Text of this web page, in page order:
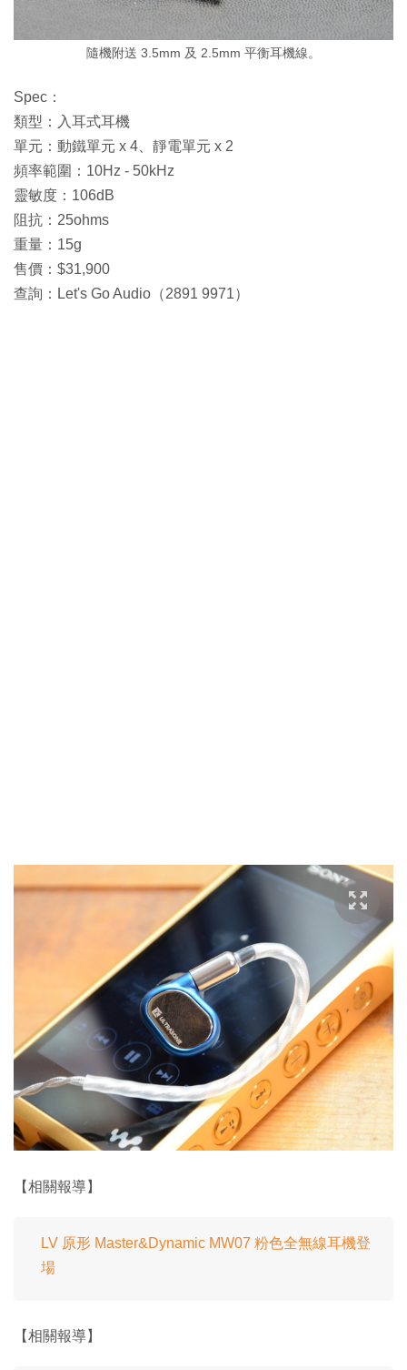
隨機附送 3.5mm 及 2.5mm 平衡耳機線。
Spec：
類型：入耳式耳機
單元：動鐵單元 x 4、靜電單元 x 2
頻率範圍：10Hz - 50kHz
靈敏度：106dB
阻抗：25ohms
重量：15g
售價：$31,900
查詢：Let's Go Audio（2891 9971）
【相關報導】
LV 原形 Master&Dynamic MW07 粉色全無線耳機登
場
【相關報導】